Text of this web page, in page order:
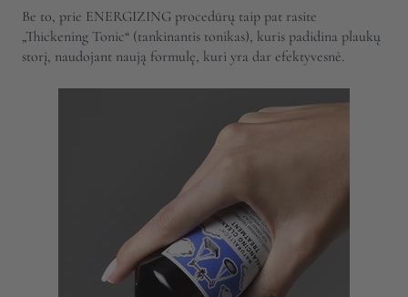
Be to, prie ENERGIZING procedūrų taip pat rasite
„Thickening Tonic“ (tankinantis tonikas), kuris padidina plaukų
storį, naudojant naują formulę, kuri yra dar efektyvesnė.